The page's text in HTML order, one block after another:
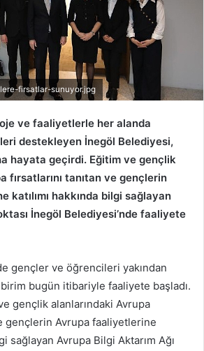
firsatlar-sunuyor.jpg
ve faaliyetlerle her alanda
destekleyen İnegöl Belediyesi,
hayata geçirdi. Eğitim ve gençlik
fırsatlarını tanıtan ve gençlerin
katılımı hakkında bilgi sağlayan
İnegöl Belediyesi’nde faaliyete
gençler ve öğrencileri yakından
bugün itibariyle faaliyete başladı.
gençlik alanlarındaki Avrupa
gençlerin Avrupa faaliyetlerine
sağlayan Avrupa Bilgi Aktarım Ağı